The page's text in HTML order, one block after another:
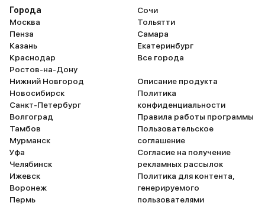
Города
Москва
Пенза
Казань
Краснодар
Ростов-на-Дону
Нижний Новгород
Новосибирск
Санкт-Петербург
Волгоград
Тамбов
Мурманск
Уфа
Челябинск
Ижевск
Воронеж
Пермь
Сочи
Тольятти
Самара
Екатеринбург
Все города
Описание продукта
Политика
конфиденциальности
Правила работы программы
Пользовательское
соглашение
Согласие на получение
рекламных рассылок
Политика для контента,
генерируемого
пользователями